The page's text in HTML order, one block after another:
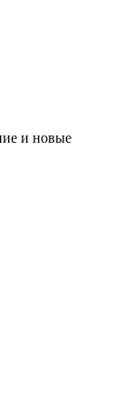
и новые